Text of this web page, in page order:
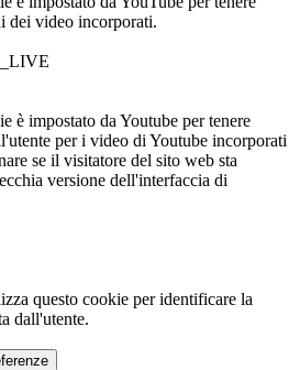
dei video incorporati.
è impostato da Youtube per tenere
per i video di Youtube incorporati
se il visitatore del sito web sta
versione dell'interfaccia di
questo cookie per identificare la
dall'utente.